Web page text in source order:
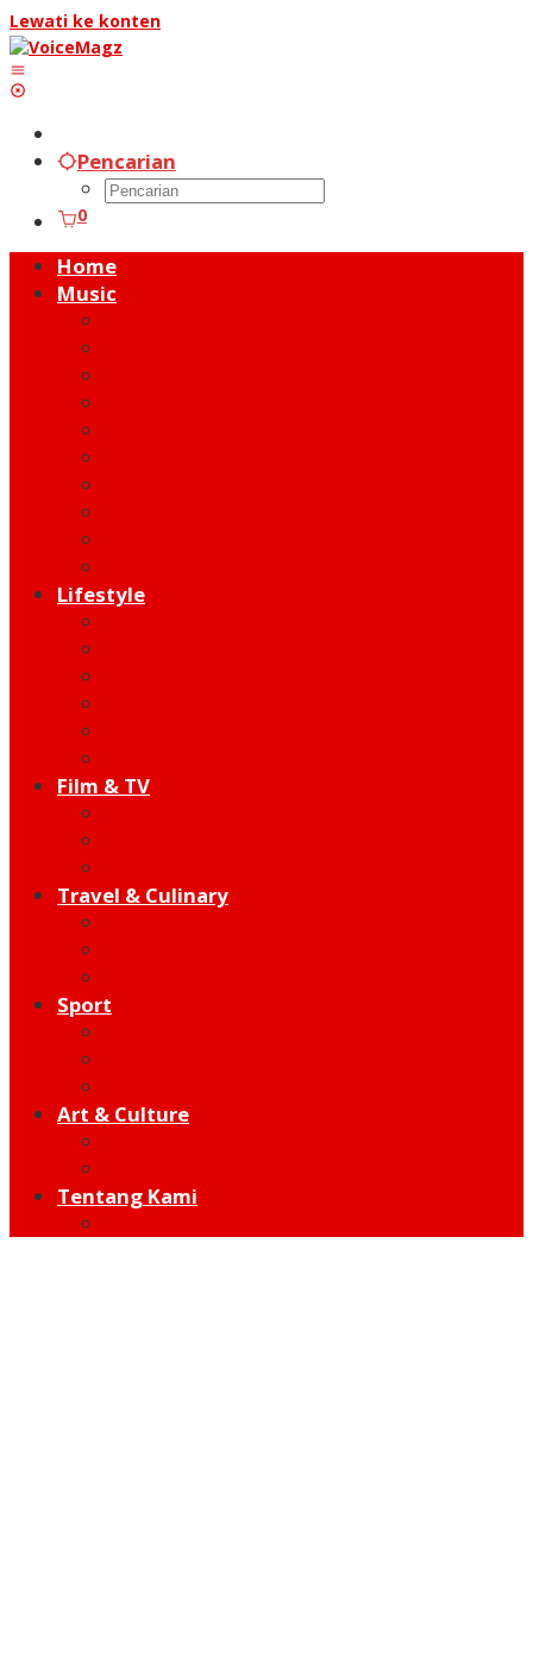
Lewati ke konten
Pencarian
0
Home
Music
Lifestyle
Film & TV
Travel & Culinary
Sport
Art & Culture
Tentang Kami